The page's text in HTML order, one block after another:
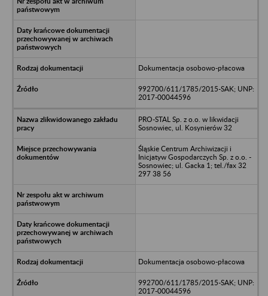
Dokumentacja osobowo-płacowa
992700/611/1785/2015-SAK; UNP:
2017-00044596
PRO-STAL Sp. z o.o. w likwidacji
Sosnowiec, ul. Kosynierów 32
Śląskie Centrum Archiwizacji i
Inicjatyw Gospodarczych Sp. z o.o. -
Sosnowiec; ul. Gacka 1; tel./fax 32
297 38 56
Dokumentacja osobowo-płacowa
992700/611/1785/2015-SAK; UNP:
2017-00044596